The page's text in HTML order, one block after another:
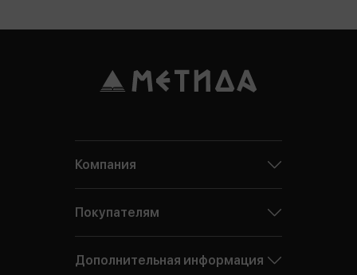
Компания
Покупателям
Дополнительная информация